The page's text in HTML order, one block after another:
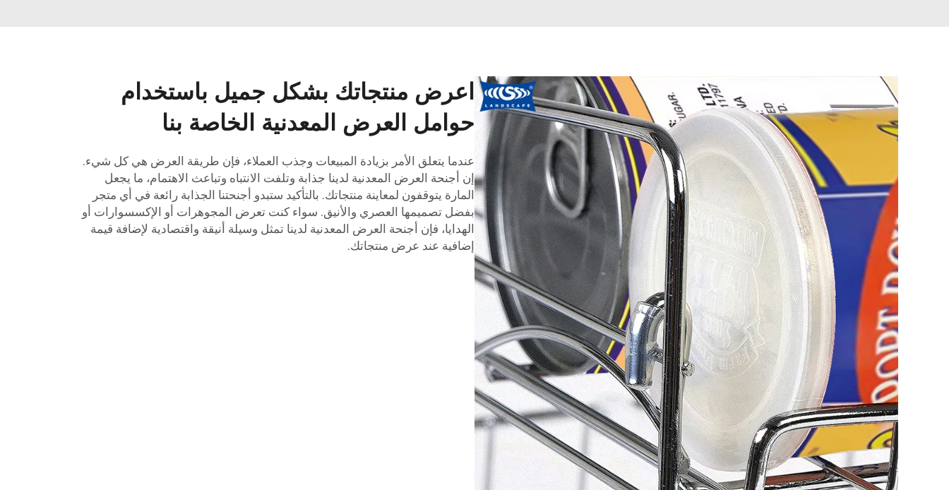
اعرض منتجاتك بشكل جميل باستخدام
حوامل العرض المعدنية الخاصة بنا
عندما يتعلق الأمر بزيادة المبيعات وجذب العملاء، فإن طريقة العرض هي كل شيء.
إن أجنحة العرض المعدنية لدينا جذابة وتلفت الانتباه وتباعث الاهتمام، ما يجعل
المارة يتوقفون لمعاينة منتجاتك. بالتأكيد ستبدو أجنحتنا الجذابة رائعة في أي متجر
بفضل تصميمها العصري والأنيق. سواء كنت تعرض المجوهرات أو الإكسسوارات أو
الهدايا، فإن أجنحة العرض المعدنية لدينا تمثل وسيلة أنيقة واقتصادية لإضافة قيمة
إضافية عند عرض منتجاتك.